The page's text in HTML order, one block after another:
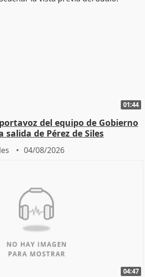
01:44
del equipo de Gobierno
de Pérez de Siles
04/08/2026
04:47